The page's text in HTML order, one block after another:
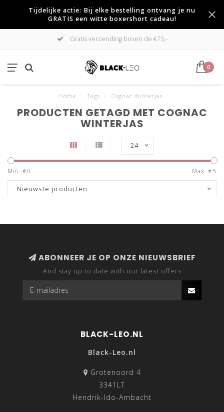
Tijdelijke actie: Bij elke bestelling ontvang je nu
GRATIS een witte boxershort cadeau!
Gratis verzending boven de €75,-
0
Home Tags Cognac Winterjas
PRODUCTEN GETAGD MET COGNAC
WINTERJAS
24
Min: €0 Max: €5
Nieuwste producten
ABONNEER JE OP ONZE NIEUWSBRIEF
And stay up to date with our latest offers
BLACK-LEO.NL
Black-Leo.nl
Grotenoord 4
3341LT
Hendrik-Ido-Ambacht